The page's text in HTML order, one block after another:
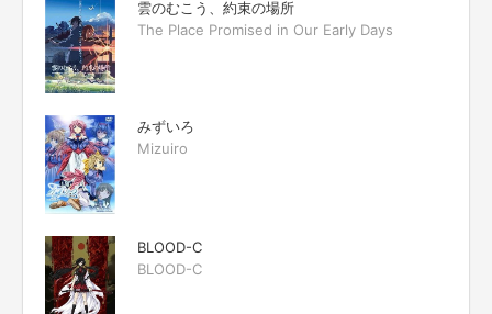
雲のむこう、約束の場所
The Place Promised in Our Early Days
みずいろ
Mizuiro
BLOOD-C
BLOOD-C